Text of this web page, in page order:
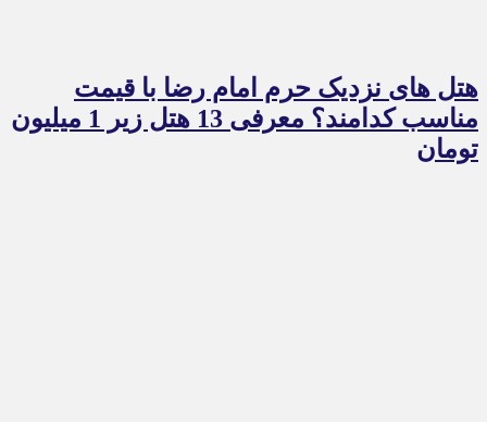
هتل های نزدیک حرم امام رضا با قیمت
مناسب کدامند؟ معرفی 13 هتل زیر 1 میلیون
تومان